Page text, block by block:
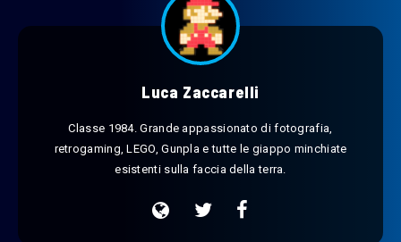
Luca Zaccarelli
Classe 1984. Grande appassionato di fotografia,
retrogaming, LEGO, Gunpla e tutte le giappo minchiate
esistenti sulla faccia della terra.